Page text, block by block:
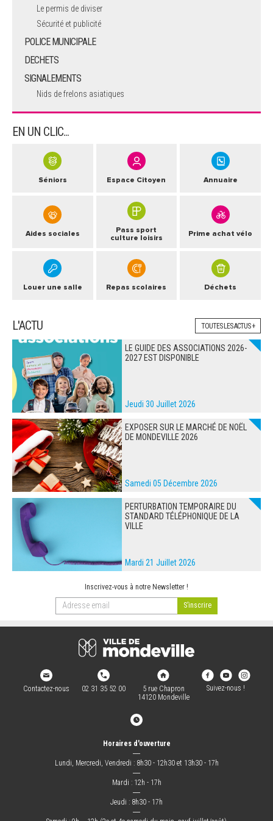
Le permis de diviser
Sécurité et publicité
POLICE MUNICIPALE
DECHETS
SIGNALEMENTS
Nids de frelons asiatiques
EN UN CLIC...
Séniors Espace Citoyen Annuaire
Aides sociales
Pass sport
culture loisirs
Prime achat vélo
Louer une salle Repas scolaires Déchets
L'ACTU TOUTES LES ACTUS +
LE GUIDE DES ASSOCIATIONS 2026-
2027 EST DISPONIBLE
Jeudi 30 Juillet 2026
EXPOSER SUR LE MARCHÉ DE NOËL
DE MONDEVILLE 2026
Samedi 05 Décembre 2026
PERTURBATION TEMPORAIRE DU
STANDARD TÉLÉPHONIQUE DE LA
VILLE
Mardi 21 Juillet 2026
Inscrivez-vous à notre Newsletter !
Contactez-nous 02 31 35 52 00
5 rue Chapron
14120 Mondeville
Suivez-nous !
Horaires d'ouverture
―
Lundi, Mercredi, Vendredi : 8h30 - 12h30 et 13h30 - 17h
―
Mardi : 12h - 17h
―
Jeudi : 8h30 - 17h
―